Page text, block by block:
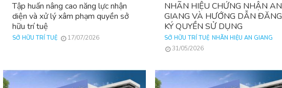
Tập huấn nâng cao năng lực nhận
diện và xử lý xâm phạm quyền sở
hữu trí tuệ
SỞ HỮU TRÍ TUỆ 17/07/2026
NHÃN HIỆU CHỨNG NHẬN AN
GIANG VÀ HƯỚNG DẪN ĐĂNG
KÝ QUYỀN SỬ DỤNG
SỞ HỮU TRÍ TUỆ NHÃN HIỆU AN GIANG
31/05/2026